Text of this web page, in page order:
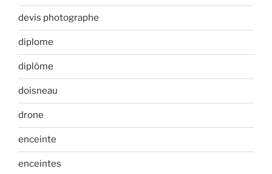
devis photographe
diplome
diplôme
doisneau
drone
enceinte
enceintes